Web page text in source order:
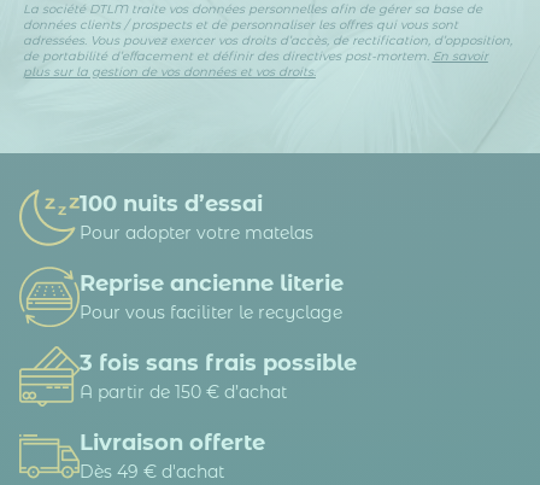
La société DTLM traite vos données personnelles afin de gérer sa base de
données clients / prospects et de personnaliser les offres qui vous sont
adressées. Vous pouvez exercer vos droits d’accès, de rectification, d’opposition,
de portabilité d’effacement et définir des directives post-mortem. En savoir
plus sur la gestion de vos données et vos droits.
100 nuits d’essai
Pour adopter votre matelas
Reprise ancienne literie
Pour vous faciliter le recyclage
3 fois sans frais possible
A partir de 150 € d’achat
Livraison offerte
Dès 49 € d'achat